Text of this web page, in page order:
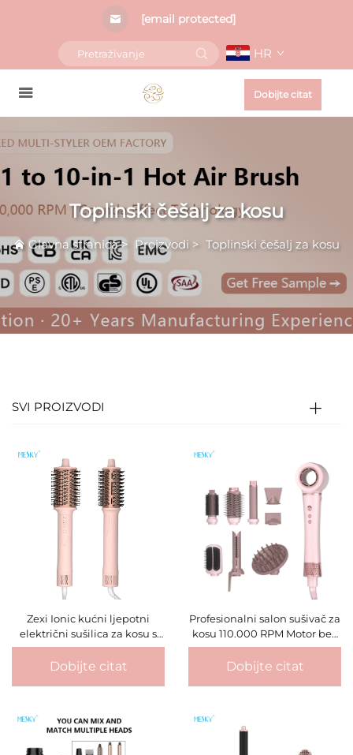
[email protected]
HR
Dobijte citat
Toplinski češalj za kosu
Glavna stranica> Proizvodi > Toplinski češalj za kosu
SVI PROIZVODI
Zexi Ionic kućni ljepotni
električni sušilica za kosu s
motorom bez četkice i
difuzorom
Dobijte citat
Profesionalni salon sušivač za
kosu 110.000 RPM Motor bez
četkica 3 brzine/3
postavljanje topline Četkica
Dobijte citat